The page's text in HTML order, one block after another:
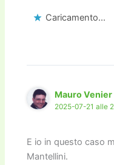
Caricamento...
Mauro Venier
2025-07-21 alle
E io in questo caso
Mantellini.